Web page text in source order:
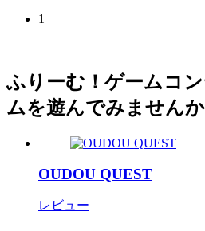
1
ふりーむ！ゲームコ
ムを遊んでみませんか
OUDOU QUEST
レビュー